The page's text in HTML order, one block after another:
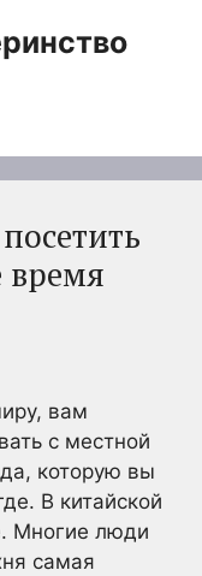
вам
с местной
которую вы
В китайской
Многие люди
самая